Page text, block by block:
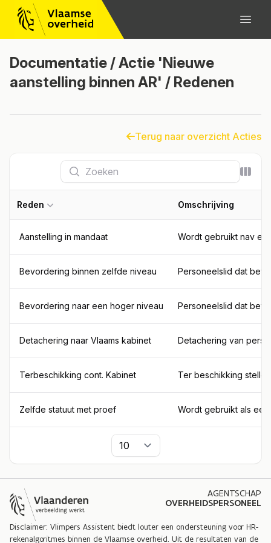
Documentatie / Actie 'Nieuwe
aanstelling binnen AR' / Redenen
Terug naar overzicht Acties
Zoeken
Reden Omschrijving
Aanstelling in mandaat Wordt gebruikt nav
Bevordering binnen zelfde niveau Personeelslid dat
Bevordering naar een hoger niveau Personeelslid dat
Detachering naar Vlaams kabinet Detachering van
Terbeschikking cont. Kabinet Ter beschikking
Zelfde statuut met proef Wordt gebruikt als
Per pagina
Disclaimer: Vlimpers Assistent biedt louter een ondersteuning voor HR-
rekenalgoritmes binnen de Vlaamse overheid. Uit de resultaten van de
AGENTSCHAP
OVERHEIDSPERSONEEL